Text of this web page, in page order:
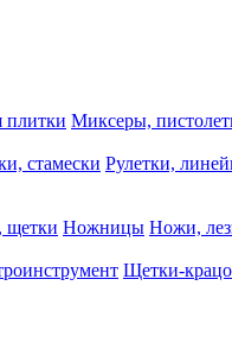
плитки Миксеры,
стамески Рулетки,
щетки Ножницы Ножи,
Щетки-